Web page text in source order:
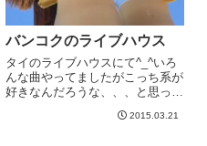
バンコクのライブハウス
タイのライブハウスにて^_^いろ
んな曲やってましたがこっち系が
好きなんだろうな、、、と思って
ー！w楽しかった^_^-----2015.03.21